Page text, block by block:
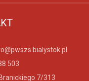
503
7/313